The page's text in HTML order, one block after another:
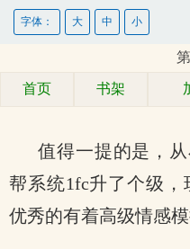
字体： 大 中 小
首页 书架
值得一提的是，
帮系统1fc升了个级
优秀的有着高级情感模